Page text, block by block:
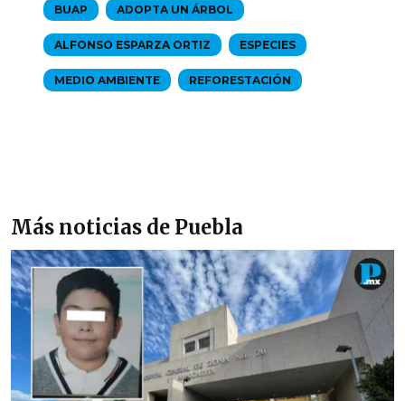
BUAP ADOPTA UN ÁRBOL
ALFONSO ESPARZA ORTIZ ESPECIES
MEDIO AMBIENTE REFORESTACIÓN
Más noticias de Puebla